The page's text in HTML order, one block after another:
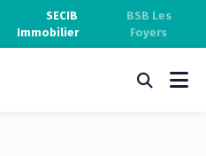
SECIB
Immobilier
BSB Les
Foyers